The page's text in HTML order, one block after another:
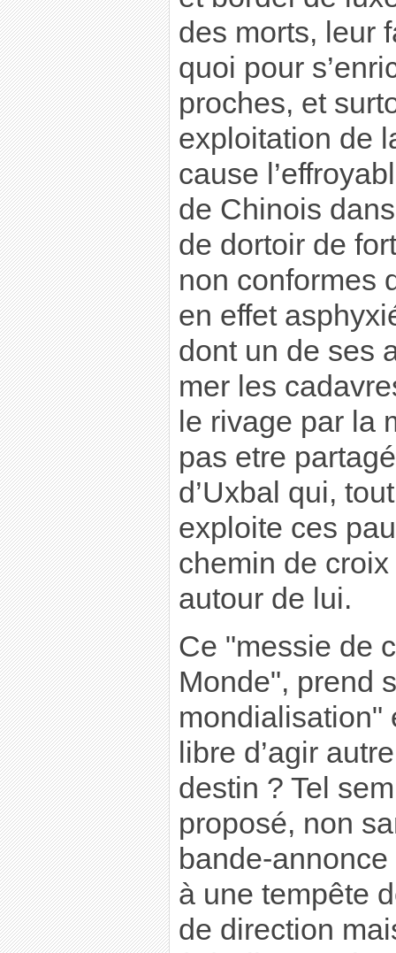
des morts, leur
quoi pour
proches, et
exploitation de
cause
de Chinois
de dortoir de
non conformes
en effet
dont un de ses
mer les
le rivage par la
pas etre
d’Uxbal qui,
exploite ces
chemin de
autour de lui.
Ce "messie de
Monde", prend
mondialisation"
libre d’agir
destin ? Tel
proposé, non
bande-
à une tempête
de direction